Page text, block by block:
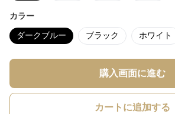
カラー
ダークブルー ブラック ホワイト
購入画面に進む
カートに追加する